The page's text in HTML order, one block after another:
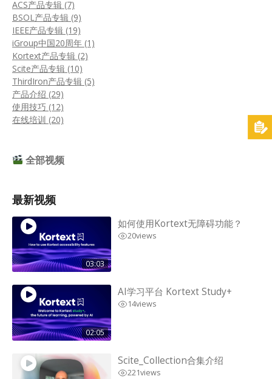
ACS产品专辑 (7)
BSOL产品专辑 (9)
IEEE产品专辑 (19)
iGroup中国20周年 (1)
Kortext产品专辑 (2)
Scite产品专辑 (10)
ThirdIron产品专辑 (5)
产品介绍 (29)
使用技巧 (12)
在线培训 (20)
全部视频
最新视频
03:03
如何使用Kortext无障碍功能？
20views
02:05
AI学习平台 Kortext Study+
14views
Scite_Collection合集介绍
221views